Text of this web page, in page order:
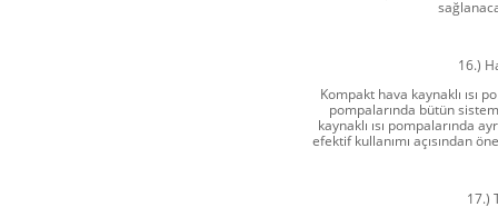
16.)
Kompakt hava kaynaklı ısı
pompalarında bütün
kaynaklı ısı pompalarında
efektif kullanımı açısından
17.)